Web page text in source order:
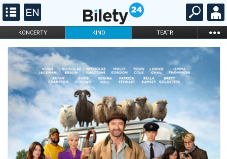
KONCERTY KINO TEATR ...
FILHARMONIA OPERA I BALET
DLA DZIECI
KARNETY